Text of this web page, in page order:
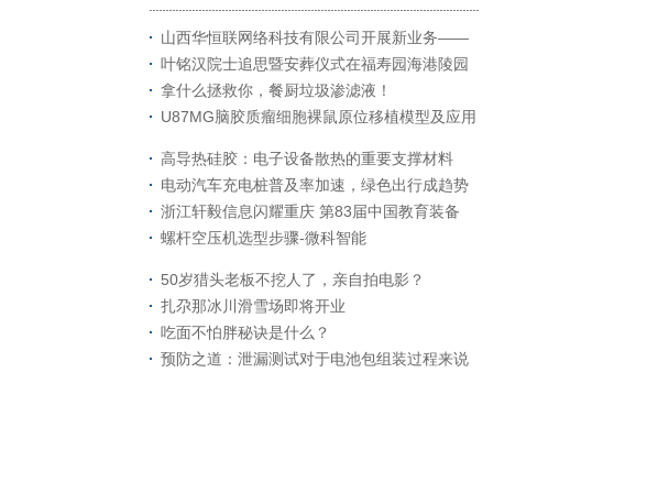
山西华恒联网络科技有限公司开展新业务——
叶铭汉院士追思暨安葬仪式在福寿园海港陵园
拿什么拯救你，餐厨垃圾渗滤液！
U87MG脑胶质瘤细胞裸鼠原位移植模型及应用
高导热硅胶：电子设备散热的重要支撑材料
电动汽车充电桩普及率加速，绿色出行成趋势
浙江轩毅信息闪耀重庆 第83届中国教育装备
螺杆空压机选型步骤-微科智能
50岁猎头老板不挖人了，亲自拍电影？
扎尕那冰川滑雪场即将开业
吃面不怕胖秘诀是什么？
预防之道：泄漏测试对于电池包组装过程来说